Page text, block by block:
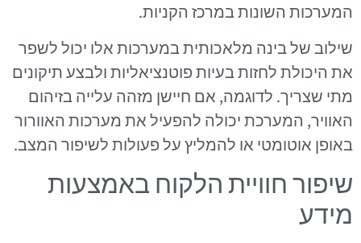
המערכות השונות במרכז הקניות.
שילוב של בינה מלאכותית במערכות אלו יכול לשפר
את היכולת לחזות בעיות פוטנציאליות ולבצע תיקונים
מתי שצריך. לדוגמה, אם חיישן מזהה עלייה בזיהום
האוויר, המערכת יכולה להפעיל את מערכות האוורור
באופן אוטומטי או להמליץ על פעולות לשיפור המצב.
שיפור חוויית הלקוח באמצעות
מידע